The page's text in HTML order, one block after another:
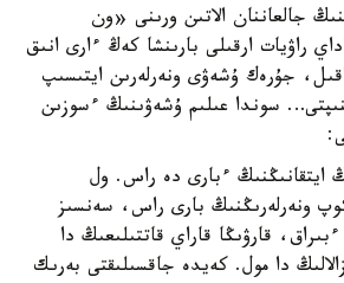
جالعاننان الاتىن ورىنى «ون
راۋيات ارقىلى بارىنشا كەڭ ءارى انىق
جۇرەك ۇشەۋى ونەرلەرىن ايتىسىپ
سوندا عىلىم ۇشەۋىنىڭ ءسوزىن
ءبارى دە راس. ول
كوپ ونەرلەرىڭنىڭ بارى راس، سەنسىز
قارۋىڭا قاراي قاتتىلىعىڭ دا
دا مول. كەيدە جاقسىلىقتى بەرىك